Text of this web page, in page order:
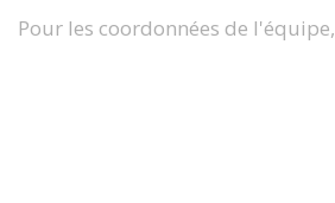
Pour les coordonnées de l'équipe,